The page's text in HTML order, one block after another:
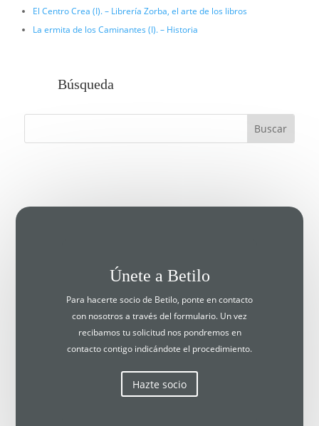
El Centro Crea (I). – Librería Zorba, el arte de los libros
La ermita de los Caminantes (I). – Historia
Búsqueda
Únete a Betilo
Para hacerte socio de Betilo, ponte en contacto
con nosotros a través del formulario. Un vez
recibamos tu solicitud nos pondremos en
contacto contigo indicándote el procedimiento.
Hazte socio